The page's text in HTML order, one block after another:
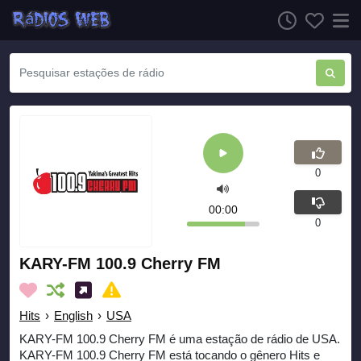
KARY-FM 100.9 Cherry FM
Hits › English › USA
KARY-FM 100.9 Cherry FM é uma estação de rádio de USA.
KARY-FM 100.9 Cherry FM está tocando o gênero Hits e
00:00
0
0